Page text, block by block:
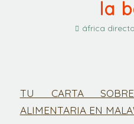
la
áfrica directo
TU CARTA
ALIMENTARIA EN